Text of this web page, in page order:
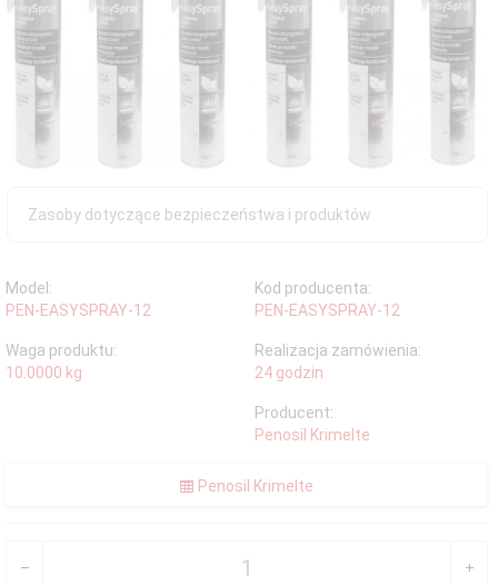
Zasoby dotyczące bezpieczeństwa i produktów
Model:
PEN-EASYSPRAY-12
Kod producenta:
PEN-EASYSPRAY-12
Waga produktu:
10.0000 kg
Realizacja zamówienia:
24 godzin
Producent:
Penosil Krimelte
Penosil Krimelte